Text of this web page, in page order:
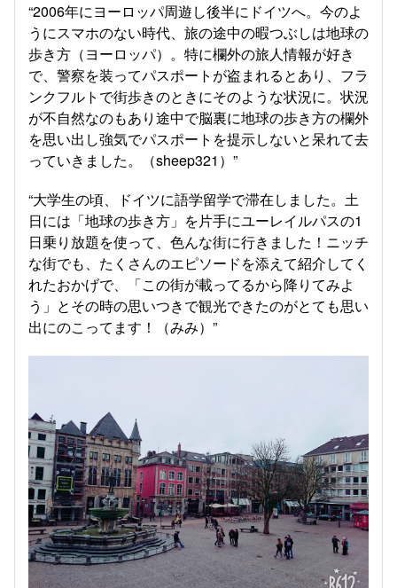
“2006年にヨーロッパ周遊し後半にドイツへ。今のよ
うにスマホのない時代、旅の途中の暇つぶしは地球の
歩き方（ヨーロッパ）。特に欄外の旅人情報が好き
で、警察を装ってパスポートが盗まれるとあり、フラ
ンクフルトで街歩きのときにそのような状況に。状況
が不自然なのもあり途中で脳裏に地球の歩き方の欄外
を思い出し強気でパスポートを提示しないと呆れて去
っていきました。（sheep321）”
“大学生の頃、ドイツに語学留学で滞在しました。土
日には「地球の歩き方」を片手にユーレイルパスの1
日乗り放題を使って、色んな街に行きました！ニッチ
な街でも、たくさんのエピソードを添えて紹介してく
れたおかげで、「この街が載ってるから降りてみよ
う」とその時の思いつきで観光できたのがとても思い
出にのこってます！（みみ）”